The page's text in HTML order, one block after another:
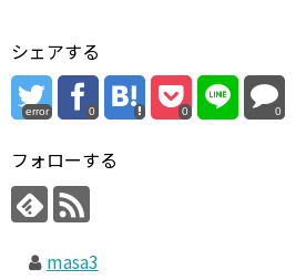
シェアする
error 0 0 0
フォローする
masa3